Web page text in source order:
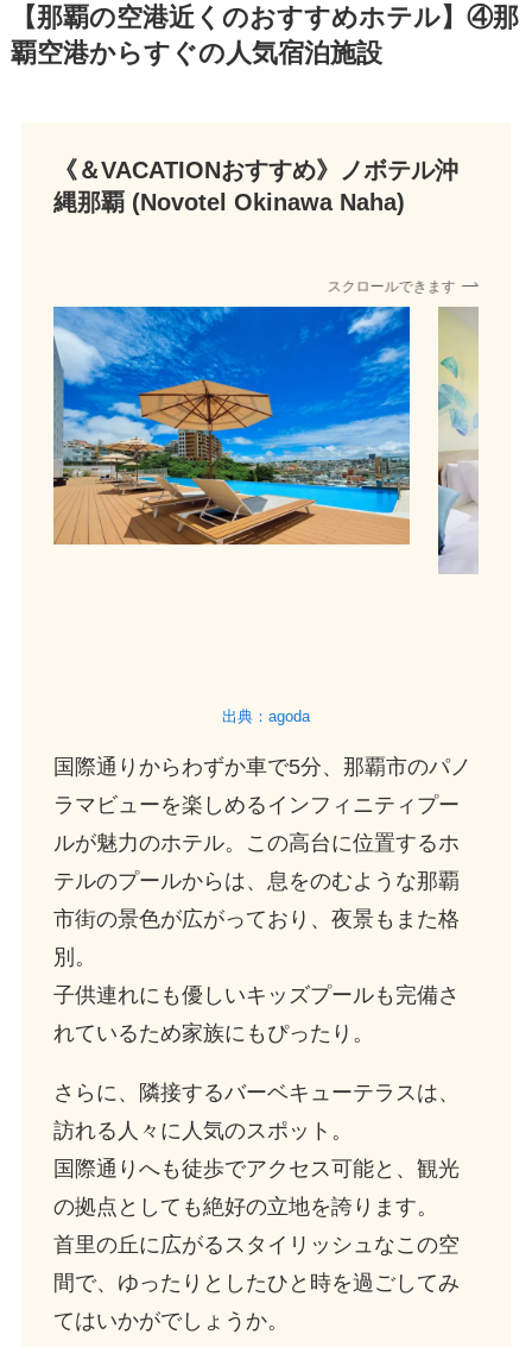
【那覇の空港近くのおすすめホテル】④那
覇空港からすぐの人気宿泊施設
《＆VACATIONおすすめ》
ノボテル沖
縄那覇 (Novotel Okinawa Naha)
スクロールできます
出典：agoda
国際通りからわずか車で5分、那覇市のパノ
ラマビューを楽しめるインフィニティプー
ルが魅力のホテル。この高台に位置するホ
テルのプールからは、息をのむような那覇
市街の景色が広がっており、夜景もまた格
別。
子供連れにも優しいキッズプールも完備さ
れているため家族にもぴったり。
さらに、隣接するバーベキューテラスは、
訪れる人々に人気のスポット。
国際通りへも徒歩でアクセス可能と、観光
の拠点としても絶好の立地を誇ります。
首里の丘に広がるスタイリッシュなこの空
間で、ゆったりとしたひと時を過ごしてみ
てはいかがでしょうか。